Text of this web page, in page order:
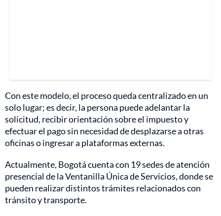
Con este modelo, el proceso queda centralizado en un
solo lugar; es decir, la persona puede adelantar la
solicitud, recibir orientación sobre el impuesto y
efectuar el pago sin necesidad de desplazarse a otras
oficinas o ingresar a plataformas externas.
Actualmente, Bogotá cuenta con 19 sedes de atención
presencial de la Ventanilla Única de Servicios, donde se
pueden realizar distintos trámites relacionados con
tránsito y transporte.